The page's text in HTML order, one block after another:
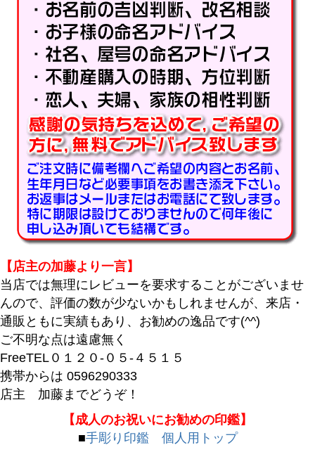
【店主の加藤より一言】
当店では無理にレビューを要求することがございませ
んので、評価の数が少ないかもしれませんが、来店・
通販ともに実績もあり、お勧めの逸品です(^^)
ご不明な点は遠慮無く
FreeTEL０１２０-０５-４５１５
携帯からは 0596290333
店主 加藤までどうぞ！
【成人のお祝いにお勧めの印鑑】
■手彫り印鑑 個人用トップ
価格
〜
商品タグ
セール
限定
再入荷
翌日発送
在庫なし商品
在庫なし商品を表示しない
商品番号/JANコード
バンドル販売
予約商品
予約商品のみを表示